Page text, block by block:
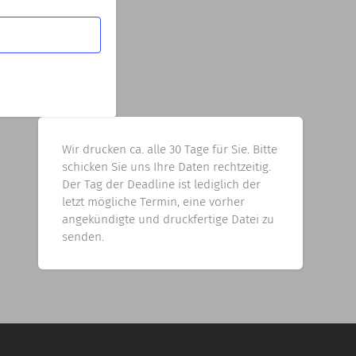
Wir drucken ca. alle 30 Tage für Sie. Bitte
schicken Sie uns Ihre Daten rechtzeitig.
Der Tag der Deadline ist lediglich der
letzt mögliche Termin, eine vorher
angekündigte und druckfertige Datei zu
senden.